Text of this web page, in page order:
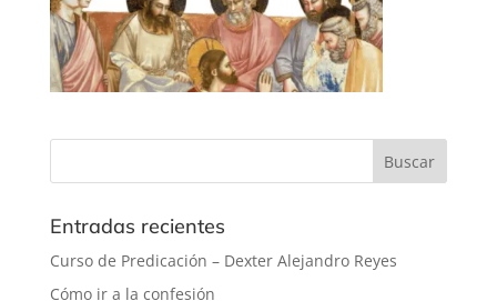
Entradas recientes
Curso de Predicación – Dexter Alejandro Reyes
Cómo ir a la confesión